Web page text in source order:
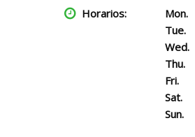
Horarios: Mon.
Tue.
Wed.
Thu.
Fri.
Sat.
Sun.